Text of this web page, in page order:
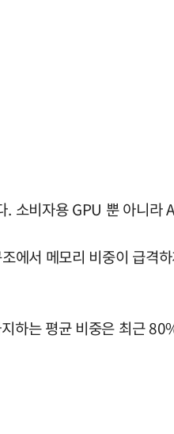
소비자용 GPU 뿐 아니
에서 메모리 비중이 급
하는 평균 비중은 최근